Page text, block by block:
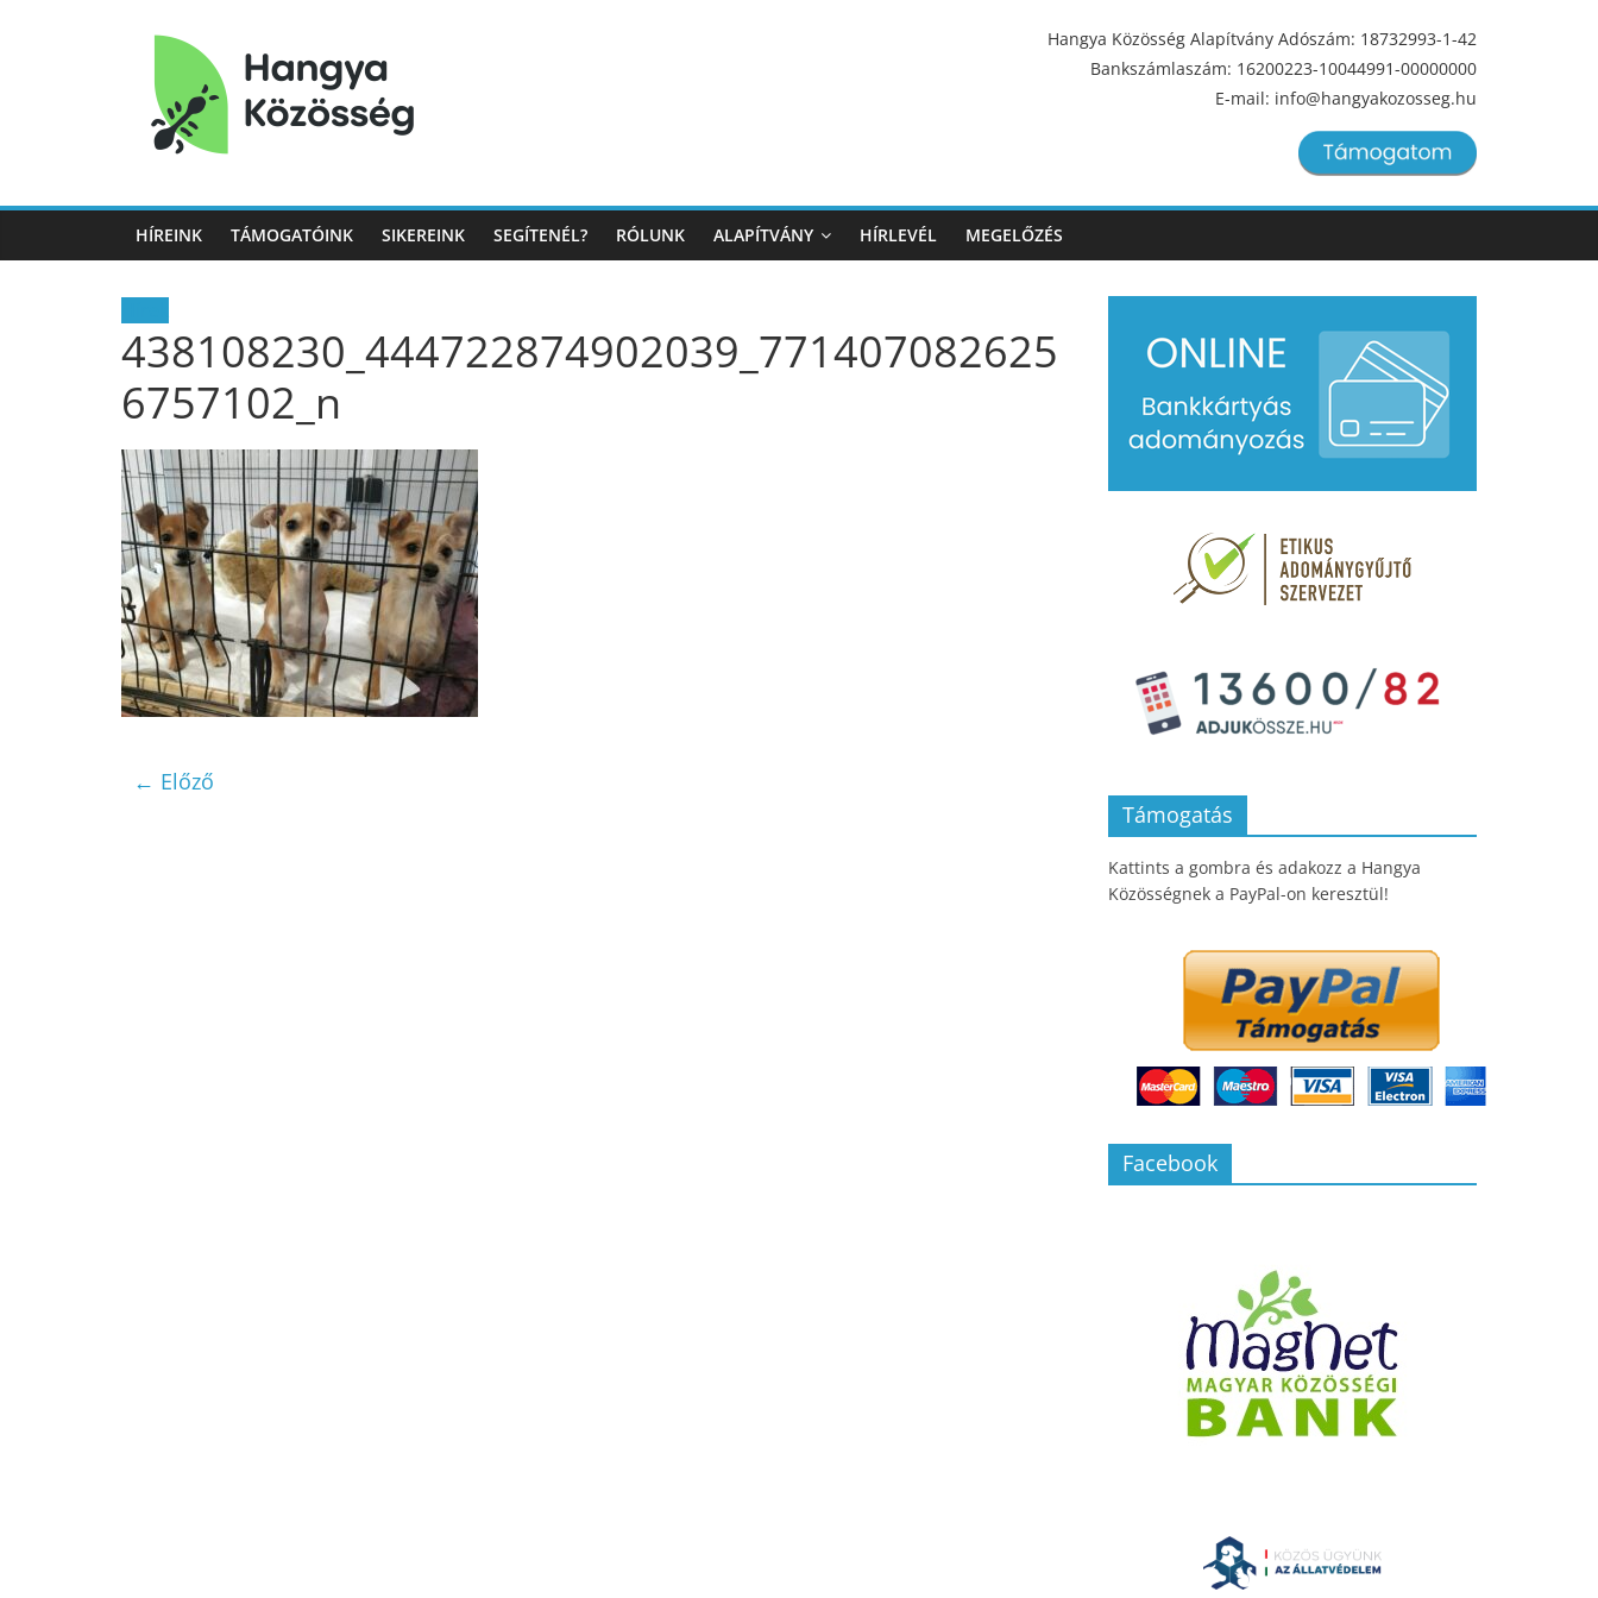
Hangya
Közösség
Hangya
Közösség
Hangya Közösség Alapítvány Adószám: 18732993-1-42
Bankszámlaszám: 16200223-10044991-00000000
E-mail: info@hangyakozosseg.hu
HÍREINK TÁMOGATÓINK SIKEREINK SEGÍTENÉL? RÓLUNK ALAPÍTVÁNY HÍRLEVÉL MEGELŐZÉS
438108230_444722874902039_771407082625
6757102_n
← Előző
Támogatás
Kattints a gombra és adakozz a Hangya
Közösségnek a PayPal-on keresztül!
Facebook